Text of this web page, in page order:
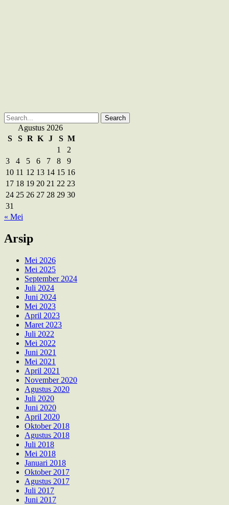
Search
for: Agustus 2026
S
S R K J S M
1
2
3
4 5 6 7 8
9
10 11 12 13 14 15 16
17 18 19 20 21 22 23
24 25 26 27 28 29 30
31
« Mei
Arsip
Mei 2026
Mei 2025
September 2024
Juli 2024
Juni 2024
Mei 2023
April 2023
Maret 2023
Juli 2022
Mei 2022
Juni 2021
Mei 2021
April 2021
November 2020
Agustus 2020
Juli 2020
Juni 2020
April 2020
Oktober 2018
Agustus 2018
Juli 2018
Mei 2018
Januari 2018
Oktober 2017
Agustus 2017
Juli 2017
Juni 2017